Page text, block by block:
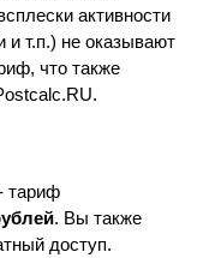
активности
и т.п.) не оказывают
что также
тариф
. Вы также
доступ.